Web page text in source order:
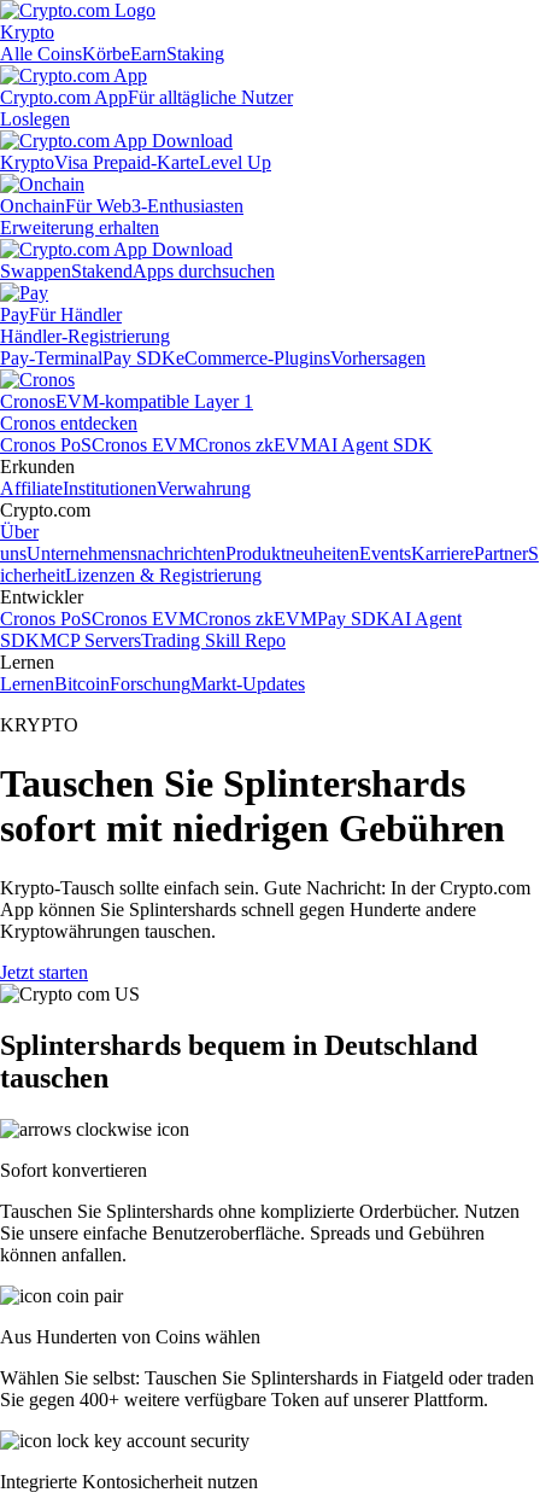
Krypto
Alle CoinsKörbeEarnStaking
Crypto.com AppFür alltägliche Nutzer
Loslegen
KryptoVisa Prepaid-KarteLevel Up
OnchainFür Web3-Enthusiasten
Erweiterung erhalten
SwappenStakendApps durchsuchen
PayFür Händler
Händler-Registrierung
Pay-TerminalPay SDKeCommerce-PluginsVorhersagen
CronosEVM-kompatible Layer 1
Cronos entdecken
Cronos PoSCronos EVMCronos zkEVMAI Agent SDK
Erkunden
AffiliateInstitutionenVerwahrung
Crypto.com
Über
unsUnternehmensnachrichtenProduktneuheitenEventsKarrierePartnerS
icherheitLizenzen & Registrierung
Entwickler
Cronos PoSCronos EVMCronos zkEVMPay SDKAI Agent
SDKMCP ServersTrading Skill Repo
Lernen
LernenBitcoinForschungMarkt-Updates
KRYPTO
Tauschen Sie Splintershards
sofort mit niedrigen Gebühren
Krypto-Tausch sollte einfach sein. Gute Nachricht: In der Crypto.com
App können Sie Splintershards schnell gegen Hunderte andere
Kryptowährungen tauschen.
Jetzt starten
Splintershards bequem in Deutschland
tauschen
Sofort konvertieren
Tauschen Sie Splintershards ohne komplizierte Orderbücher. Nutzen
Sie unsere einfache Benutzeroberfläche. Spreads und Gebühren
können anfallen.
Aus Hunderten von Coins wählen
Wählen Sie selbst: Tauschen Sie Splintershards in Fiatgeld oder traden
Sie gegen 400+ weitere verfügbare Token auf unserer Plattform.
Integrierte Kontosicherheit nutzen